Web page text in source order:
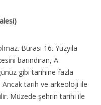
Burası 16. Yüzyıla
barındıran, A
gibi tarihine fazla
Ancak tarih ve arkeoloji ile
Müzede şehrin tarihi ile